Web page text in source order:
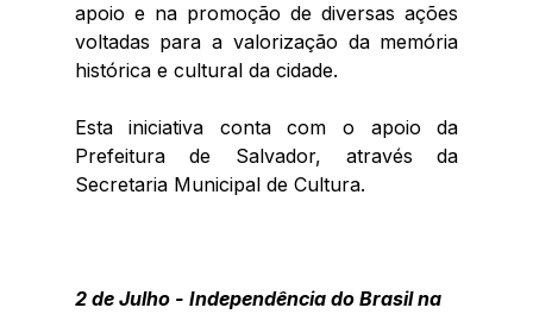
apoio e na promoção de diversas ações
voltadas para a valorização da memória
histórica e cultural da cidade.
Esta iniciativa conta com o apoio da
Prefeitura de Salvador, através da
Secretaria Municipal de Cultura.
2 de Julho - Independência do Brasil na